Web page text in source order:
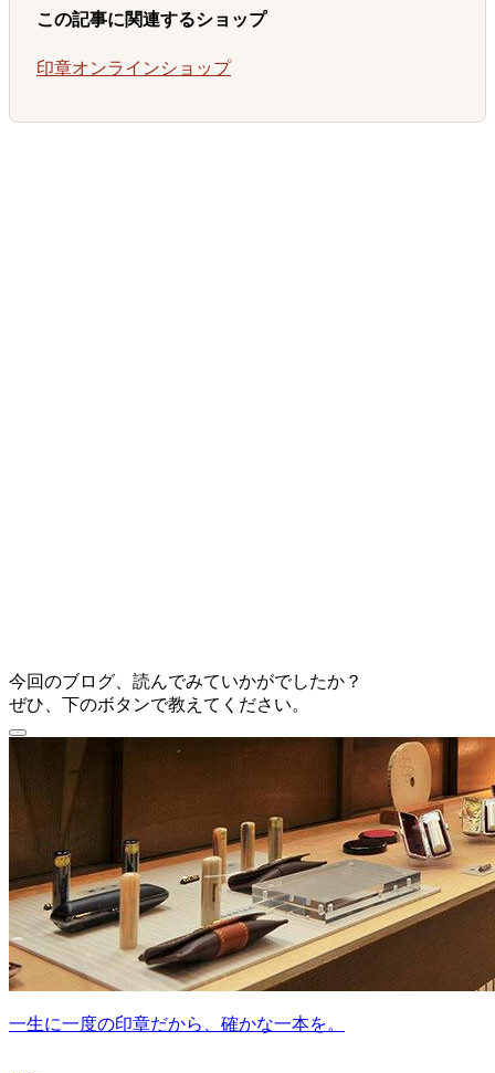
この記事に関連するショップ
印章オンラインショップ
今回のブログ、読んでみていかがでしたか？
ぜひ、下のボタンで教えてください。
一生に一度の印章だから、確かな一本を。